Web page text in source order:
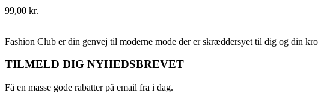
99,00 kr.
Fashion Club er din genvej til moderne mode der er skræddersyet til dig og din
TILMELD DIG NYHEDSBREVET
Få en masse gode rabatter på email fra i dag.